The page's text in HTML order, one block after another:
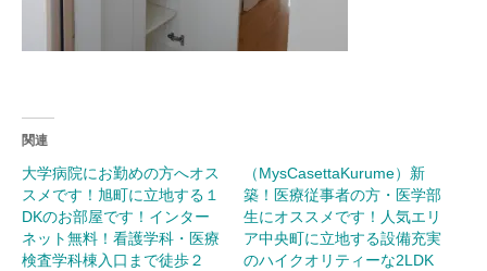
関連
大学病院にお勤めの方へオス
スメです！旭町に立地する１
DKのお部屋です！インター
ネット無料！看護学科・医療
検査学科棟入口まで徒歩２
（MysCasettaKurume）新
築！医療従事者の方・医学部
生にオススメです！人気エリ
ア中央町に立地する設備充実
のハイクオリティーな2LDK